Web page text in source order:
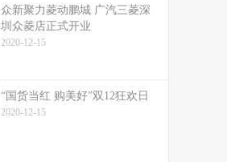
众新聚力菱动鹏城 广汽三菱深
圳众菱店正式开业
2020-12-15
“国货当红 购美好”双12狂欢日
2020-12-15